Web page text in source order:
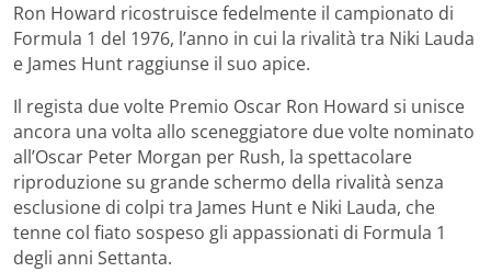
Ron Howard ricostruisce fedelmente il campionato di
Formula 1 del 1976, l’anno in cui la rivalità tra Niki Lauda
e James Hunt raggiunse il suo apice.
Il regista due volte Premio Oscar Ron Howard si unisce
ancora una volta allo sceneggiatore due volte nominato
all’Oscar Peter Morgan per Rush, la spettacolare
riproduzione su grande schermo della rivalità senza
esclusione di colpi tra James Hunt e Niki Lauda, che
tenne col fiato sospeso gli appassionati di Formula 1
degli anni Settanta.